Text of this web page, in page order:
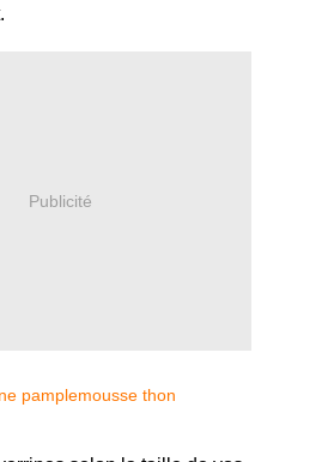
Publicité